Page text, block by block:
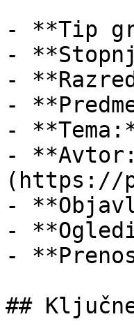
- **Tip
-
-
-
-
-
(https://
-
-
-
##